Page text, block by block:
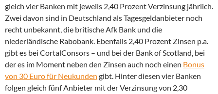
gleich vier Banken mit jeweils 2,40 Prozent Verzinsung jährlich.
Zwei davon sind in Deutschland als Tagesgeldanbieter noch
recht unbekannt, die britische Afk Bank und die
niederländische Rabobank. Ebenfalls 2,40 Prozent Zinsen p.a.
gibt es bei CortalConsors – und bei der Bank of Scotland, bei
der es im Moment neben den Zinsen auch noch einen Bonus
von 30 Euro für Neukunden gibt. Hinter diesen vier Banken
folgen gleich fünf Anbieter mit der Verzinsung von 2,30